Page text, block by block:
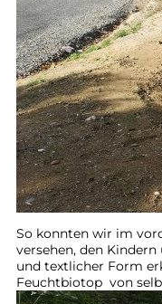
So konnten wir im
versehen, den
und textlicher Form
Feuchtbiotop von